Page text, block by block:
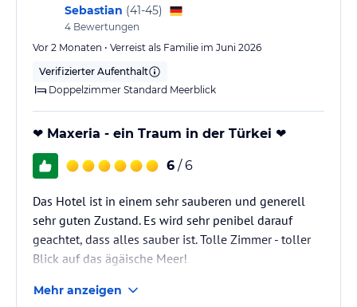
Sebastian (41-45)
4 Bewertungen
Vor 2 Monaten • Verreist als Familie im Juni 2026
Verifizierter Aufenthalt
Doppelzimmer Standard Meerblick
❤️ Maxeria - ein Traum in der Türkei ❤️
6 / 6
Das Hotel ist in einem sehr sauberen und generell
sehr guten Zustand. Es wird sehr penibel darauf
geachtet, dass alles sauber ist. Tolle Zimmer - toller
Blick auf das ägäische Meer!
Mehr anzeigen